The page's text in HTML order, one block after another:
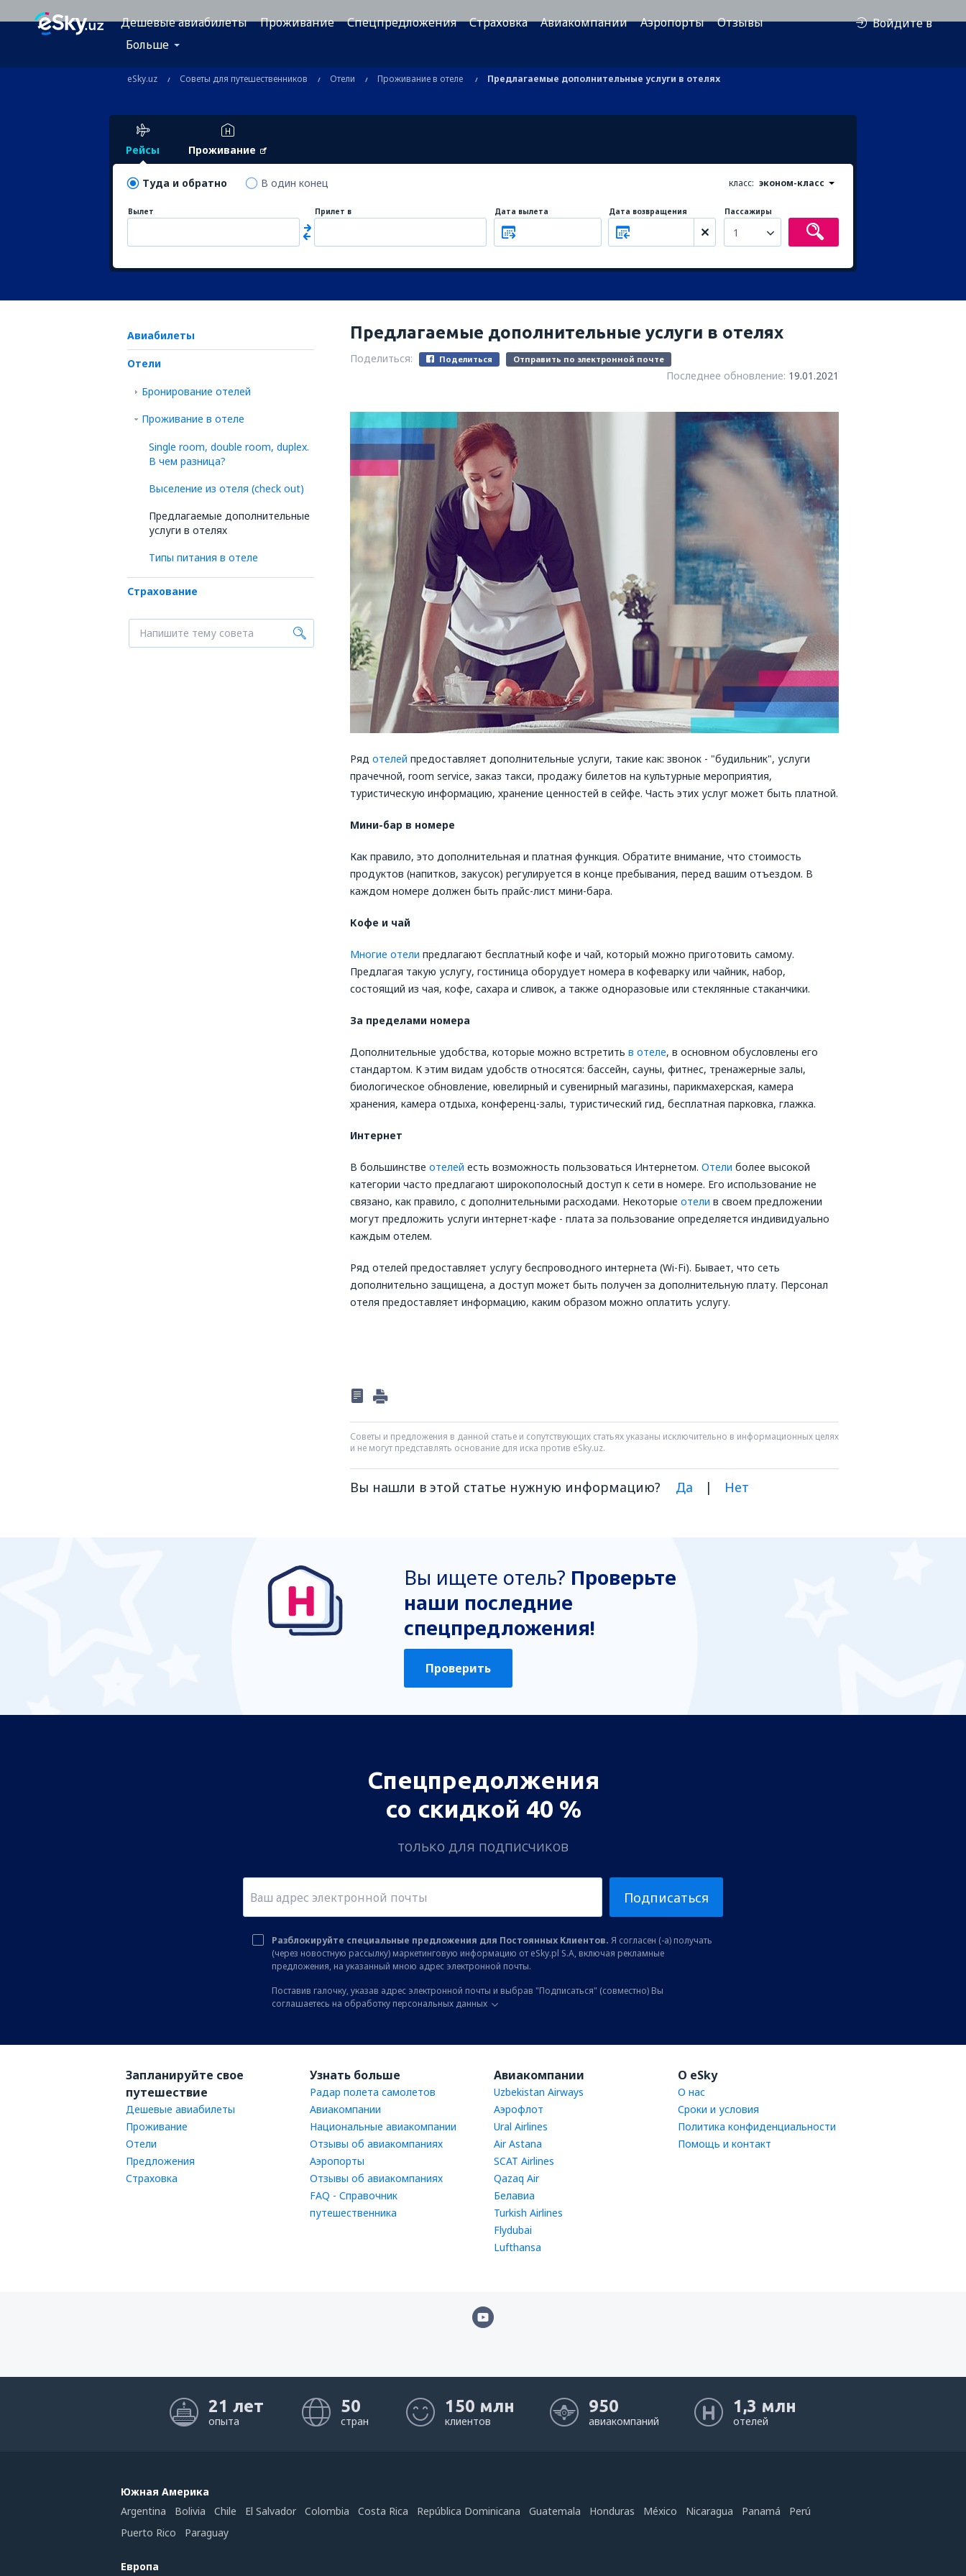
Дешевые авиабилеты Проживание Спецпредложения Страховка Авиакомпании Аэропорты
Отзывы
Больше
Войдите в
eSky.uz Советы для путешественников Отели Проживание в отеле Предлагаемые дополнительные услуги в отелях
Рейсы Проживание
Туда и обратно В один конец класс: эконом-класс
Вылет Прилет в Дата вылета Дата возвращения Пассажиры
1
Авиабилеты
Отели
Бронирование отелей
Проживание в отеле
Single room, double room, duplex.
В чем разница?
Выселение из отеля (check out)
Предлагаемые дополнительные
услуги в отелях
Типы питания в отеле
Страхование
Предлагаемые дополнительные услуги в отелях
Поделиться: Поделиться Отправить по электронной почте
Последнее обновление: 19.01.2021
Ряд отелей предоставляет дополнительные услуги, такие как: звонок - "будильник", услуги
прачечной, room service, заказ такси, продажу билетов на культурные мероприятия,
туристическую информацию, хранение ценностей в сейфе. Часть этих услуг может быть платной.
Мини-бар в номере
Как правило, это дополнительная и платная функция. Обратите внимание, что стоимость
продуктов (напитков, закусок) регулируется в конце пребывания, перед вашим отъездом. В
каждом номере должен быть прайс-лист мини-бара.
Кофе и чай
Многие отели предлагают бесплатный кофе и чай, который можно приготовить самому.
Предлагая такую услугу, гостиница оборудует номера в кофеварку или чайник, набор,
состоящий из чая, кофе, сахара и сливок, а также одноразовые или стеклянные стаканчики.
За пределами номера
Дополнительные удобства, которые можно встретить в отеле, в основном обусловлены его
стандартом. К этим видам удобств относятся: бассейн, сауны, фитнес, тренажерные залы,
биологическое обновление, ювелирный и сувенирный магазины, парикмахерская, камера
хранения, камера отдыха, конференц-залы, туристический гид, бесплатная парковка, глажка.
Интернет
В большинстве отелей есть возможность пользоваться Интернетом. Отели более высокой
категории часто предлагают широкополосный доступ к сети в номере. Его использование не
связано, как правило, с дополнительными расходами. Некоторые отели в своем предложении
могут предложить услуги интернет-кафе - плата за пользование определяется индивидуально
каждым отелем.
Ряд отелей предоставляет услугу беспроводного интернета (Wi-Fi). Бывает, что сеть
дополнительно защищена, а доступ может быть получен за дополнительную плату. Персонал
отеля предоставляет информацию, каким образом можно оплатить услугу.
Советы и предложения в данной статье и сопутствующих статьях указаны исключительно в информационных целях
и не могут представлять основание для иска против eSky.uz.
Вы нашли в этой статье нужную информацию? Да | Нет
Содержит некорректную информацию
Не раскрывает тему
Отправить
Вы ищете отель? Проверьте
наши последние
спецпредложения!
Проверить
Спецпредолжения
со скидкой 40 %
только для подписчиков
Подписаться
Разблокируйте специальные предложения для Постоянных Клиентов. Я согласен (-а) получать
(через новостную рассылку) маркетинговую информацию от eSky.pl S.A, включая рекламные
предложения, на указанный мною адрес электронной почты.
Поставив галочку, указав адрес электронной почты и выбрав "Подписаться" (совместно) Вы
соглашаетесь на обработку персональных данных
Запланируйте свое
путешествие
Дешевые авиабилеты
Проживание
Отели
Предложения
Страховка
Узнать больше
Радар полета самолетов
Авиакомпании
Национальные авиакомпании
Отзывы об авиакомпаниях
Аэропорты
Отзывы об авиакомпаниях
FAQ - Справочник
путешественника
Авиакомпании
Uzbekistan Airways
Аэрофлот
Ural Airlines
Air Astana
SCAT Airlines
Qazaq Air
Белавиа
Turkish Airlines
Flydubai
Lufthansa
O eSky
О нас
Сроки и условия
Политика конфиденциальности
Помощь и контакт
21 лет
опыта
50
стран
150 млн
клиентов
950
авиакомпаний
1,3 млн
отелей
Южная Америка
Argentina
Bolivia Chile El Salvador Colombia Costa Rica República Dominicana Guatemala Honduras México Nicaragua Panamá
Perú
Puerto Rico
Paraguay
Европа